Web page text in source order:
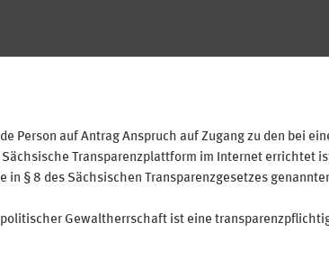
Person auf Antrag Anspruch auf Zugang zu den bei
Transparenzplattform im Internet errichtet
§ 8 des Sächsischen Transparenzgesetzes
Gewaltherrschaft ist eine